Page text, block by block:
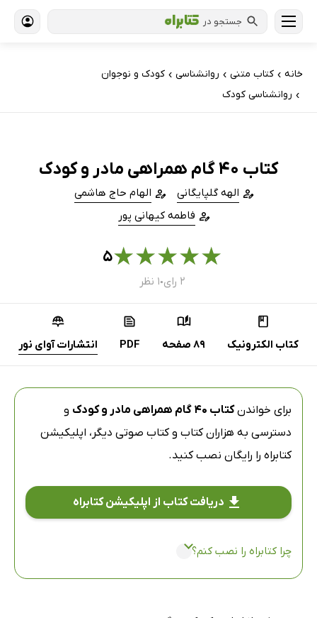
جستجو در
خانه › کتاب‌ متنی › روانشناسی › کودک و نوجوان
› روانشناسی کودک
کتاب 40 گام همراهی مادر و کودک
الهه گلپایگانی
الهام حاج هاشمی
فاطمه کیهانی پور
★
★
★
★
★۵
۲ رای ● ۱ نظر
کتاب الکترونیک 89 صفحه PDF انتشارات آوای نور
برای خواندنکتاب 40 گام همراهی مادر و کودک
و
دسترسی به هزاران کتاب و کتاب صوتی دیگر، اپلیکیشن
کتابراه را رایگان نصب کنید.
دریافت کتاب از اپلیکیشن کتابراه
چرا کتابراه را نصب کنم؟